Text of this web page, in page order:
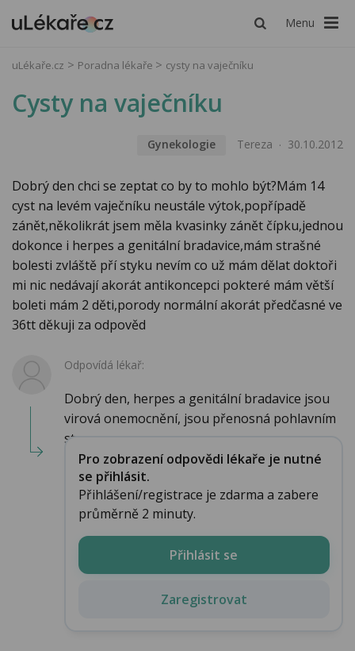
Menu
uLékaře.cz Poradna lékaře cysty na vaječníku
Cysty na vaječníku
Gynekologie Tereza 30.10.2012
Dobrý den chci se zeptat co by to mohlo být?Mám 14
cyst na levém vaječníku neustále výtok,popřípadě
zánět,několikrát jsem měla kvasinky zánět čípku,jednou
dokonce i herpes a genitální bradavice,mám strašné
bolesti zvláště pří styku nevím co už mám dělat doktoři
mi nic nedávají akorát antikoncepci pokteré mám větší
boleti mám 2 děti,porody normální akorát předčasné ve
36tt děkuji za odpověd
Odpovídá lékař:
Dobrý den, herpes a genitální bradavice jsou
virová onemocnění, jsou přenosná pohlavním
sty...
Pro zobrazení odpovědi lékaře je nutné
se přihlásit.
Přihlášení/registrace je zdarma a zabere
průměrně 2 minuty.
Přihlásit se
Zaregistrovat